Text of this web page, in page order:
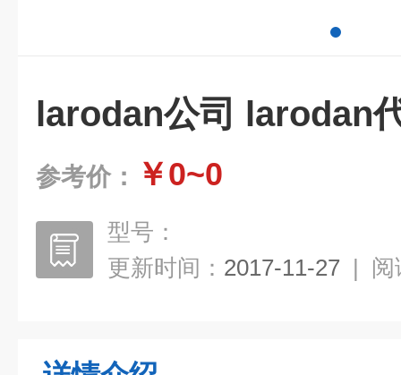
larodan公司 larodan
参考价： ￥0~0
型号：
更新时间： 2017-11-27 | 阅